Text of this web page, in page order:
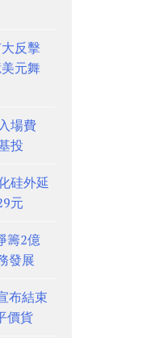
反擊
元舞
場費
投
硅外延
元
籌2億
發展
布結束
價貨